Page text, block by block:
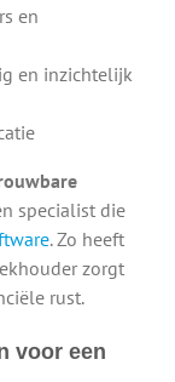
en
en inzichtelijk
specialist die
. Zo heeft
zorgt
rust.
voor een